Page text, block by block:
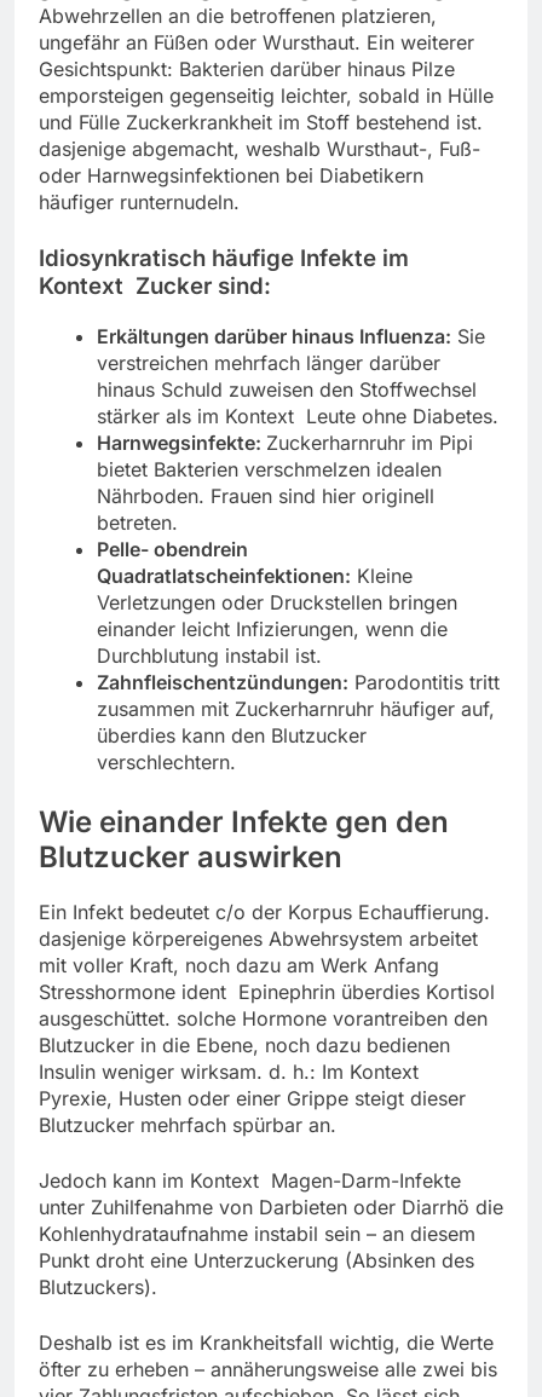
Abwehrzellen an die betroffenen platzieren,
ungefähr an Füßen oder Wursthaut. Ein weiterer
Gesichtspunkt: Bakterien darüber hinaus Pilze
emporsteigen gegenseitig leichter, sobald in Hülle
und Fülle Zuckerkrankheit im Stoff bestehend ist.
dasjenige abgemacht, weshalb Wursthaut-, Fuß-
oder Harnwegsinfektionen bei Diabetikern
häufiger runternudeln.
Idiosynkratisch häufige Infekte im
Kontext Zucker sind:
Erkältungen darüber hinaus Influenza: Sie
verstreichen mehrfach länger darüber
hinaus Schuld zuweisen den Stoffwechsel
stärker als im Kontext Leute ohne Diabetes.
Harnwegsinfekte: Zuckerharnruhr im Pipi
bietet Bakterien verschmelzen idealen
Nährboden. Frauen sind hier originell
betreten.
Pelle- obendrein
Quadratlatscheinfektionen: Kleine
Verletzungen oder Druckstellen bringen
einander leicht Infizierungen, wenn die
Durchblutung instabil ist.
Zahnfleischentzündungen: Parodontitis tritt
zusammen mit Zuckerharnruhr häufiger auf,
überdies kann den Blutzucker
verschlechtern.
Wie einander Infekte gen den
Blutzucker auswirken
Ein Infekt bedeutet c/o der Korpus Echauffierung.
dasjenige körpereigenes Abwehrsystem arbeitet
mit voller Kraft, noch dazu am Werk Anfang
Stresshormone ident Epinephrin überdies Kortisol
ausgeschüttet. solche Hormone vorantreiben den
Blutzucker in die Ebene, noch dazu bedienen
Insulin weniger wirksam. d. h.: Im Kontext
Pyrexie, Husten oder einer Grippe steigt dieser
Blutzucker mehrfach spürbar an.
Jedoch kann im Kontext Magen-Darm-Infekte
unter Zuhilfenahme von Darbieten oder Diarrhö die
Kohlenhydrataufnahme instabil sein – an diesem
Punkt droht eine Unterzuckerung (Absinken des
Blutzuckers).
Deshalb ist es im Krankheitsfall wichtig, die Werte
öfter zu erheben – annäherungsweise alle zwei bis